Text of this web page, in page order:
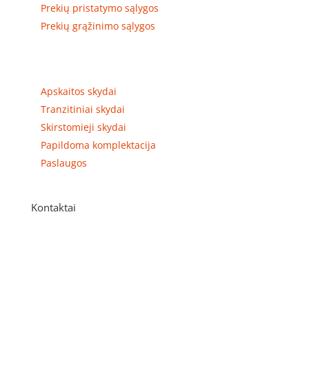
Prekių pristatymo sąlygos
Prekių grąžinimo sąlygos
Apskaitos skydai
Tranzitiniai skydai
Skirstomieji skydai
Papildoma komplektacija
Paslaugos
Kontaktai